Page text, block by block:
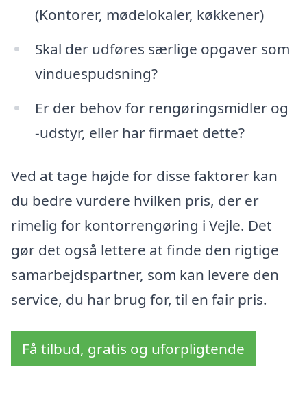
(Kontorer, mødelokaler, køkkener)
Skal der udføres særlige opgaver som
vinduespudsning?
Er der behov for rengøringsmidler og
-udstyr, eller har firmaet dette?
Ved at tage højde for disse faktorer kan
du bedre vurdere hvilken pris, der er
rimelig for kontorrengøring i Vejle. Det
gør det også lettere at finde den rigtige
samarbejdspartner, som kan levere den
service, du har brug for, til en fair pris.
Få tilbud, gratis og uforpligtende